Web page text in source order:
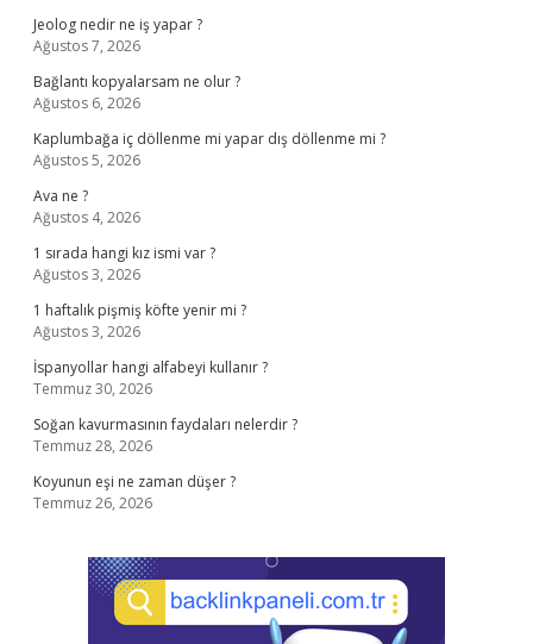
Jeolog nedir ne iş yapar ?
Ağustos 7, 2026
Bağlantı kopyalarsam ne olur ?
Ağustos 6, 2026
Kaplumbağa iç döllenme mi yapar dış döllenme mi ?
Ağustos 5, 2026
Ava ne ?
Ağustos 4, 2026
1 sırada hangi kız ismi var ?
Ağustos 3, 2026
1 haftalık pişmiş köfte yenir mi ?
Ağustos 3, 2026
İspanyollar hangi alfabeyi kullanır ?
Temmuz 30, 2026
Soğan kavurmasının faydaları nelerdir ?
Temmuz 28, 2026
Koyunun eşi ne zaman düşer ?
Temmuz 26, 2026